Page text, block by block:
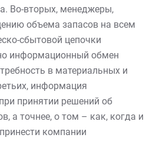
Во-вторых, менеджеры,
объема запасов на всем
сбытовой цепочки
информационный обмен
в материальных и
информация
принятии решений об
а точнее, о том – как, когда и
компании